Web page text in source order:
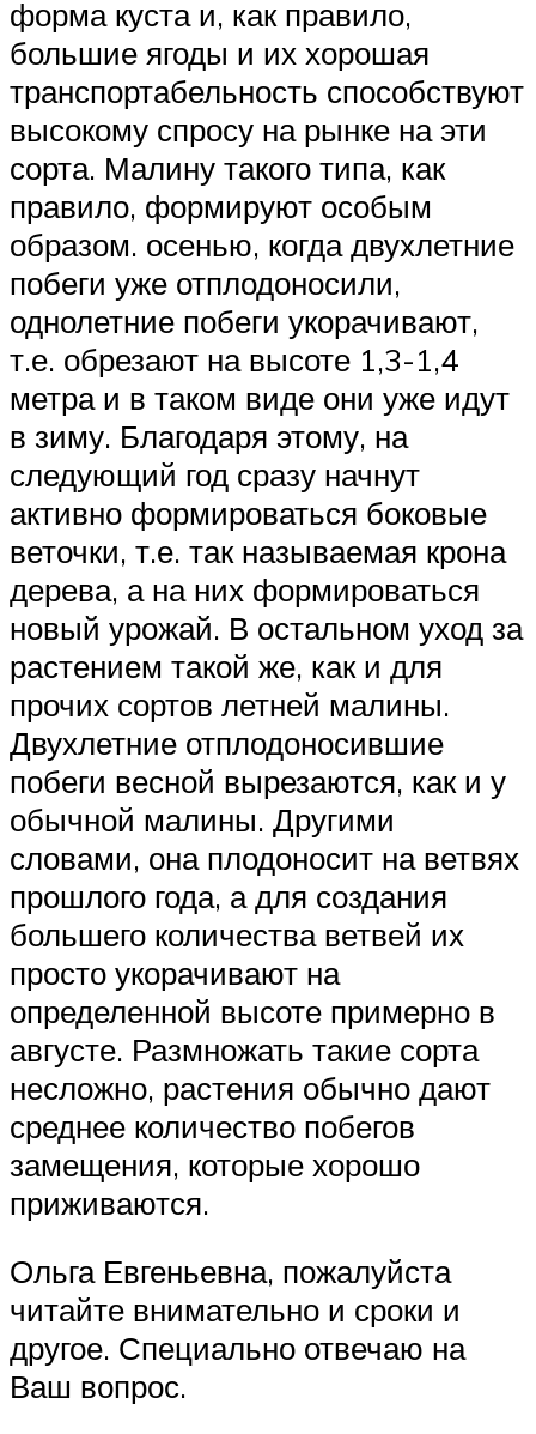
форма куста и, как правило,
большие ягоды и их хорошая
транспортабельность способствуют
высокому спросу на рынке на эти
сорта. Малину такого типа, как
правило, формируют особым
образом. осенью, когда двухлетние
побеги уже отплодоносили,
однолетние побеги укорачивают,
т.е. обрезают на высоте 1,3-1,4
метра и в таком виде они уже идут
в зиму. Благодаря этому, на
следующий год сразу начнут
активно формироваться боковые
веточки, т.е. так называемая крона
дерева, а на них формироваться
новый урожай. В остальном уход за
растением такой же, как и для
прочих сортов летней малины.
Двухлетние отплодоносившие
побеги весной вырезаются, как и у
обычной малины. Другими
словами, она плодоносит на ветвях
прошлого года, а для создания
большего количества ветвей их
просто укорачивают на
определенной высоте примерно в
августе. Размножать такие сорта
несложно, растения обычно дают
среднее количество побегов
замещения, которые хорошо
приживаются.
Ольга Евгеньевна, пожалуйста
читайте внимательно и сроки и
другое. Специально отвечаю на
Ваш вопрос.